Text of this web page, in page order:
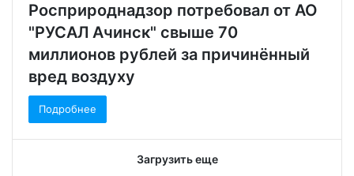
Росприроднадзор потребовал от АО
"РУСАЛ Ачинск" свыше 70
миллионов рублей за причинённый
вред воздуху
Подробнее
Загрузить еще